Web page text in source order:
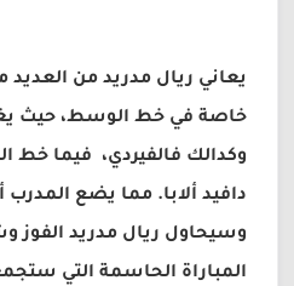
يعاني ريال مدريد من
خاصة في خط الوسط، حيث
وكدالك فالفيردي، فيما خط
دافيد ألابا. مما يضع
وسيحاول ريال مدريد الفوز
المباراة الحاسمة التي